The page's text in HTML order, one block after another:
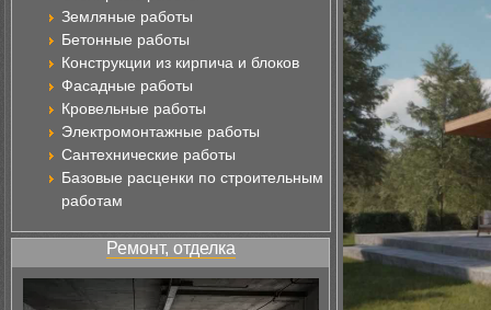
Земляные работы
Бетонные работы
Конструкции из кирпича и блоков
Фасадные работы
Кровельные работы
Электромонтажные работы
Сантехнические работы
Базовые расценки по строительным
работам
Ремонт, отделка